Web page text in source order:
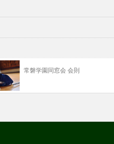
常磐学園同窓会 会則